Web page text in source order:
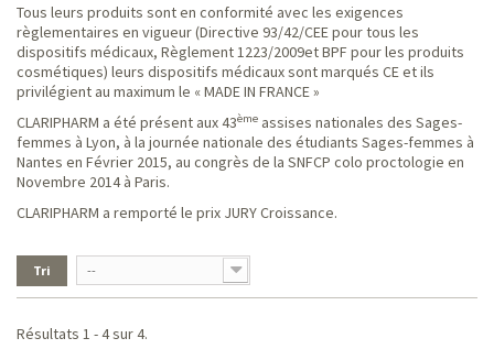
Tous leurs produits sont en conformité avec les exigences
règlementaires en vigueur (Directive 93/42/CEE pour tous les
dispositifs médicaux, Règlement 1223/2009et BPF pour les produits
cosmétiques) leurs dispositifs médicaux sont marqués CE et ils
privilégient au maximum le « MADE IN FRANCE »
CLARIPHARM a été présent aux 43ème assises nationales des Sages-
femmes à Lyon, à la journée nationale des étudiants Sages-femmes à
Nantes en Février 2015, au congrès de la SNFCP colo proctologie en
Novembre 2014 à Paris.
CLARIPHARM a remporté le prix JURY Croissance.
Tri --
Résultats 1 - 4 sur 4.